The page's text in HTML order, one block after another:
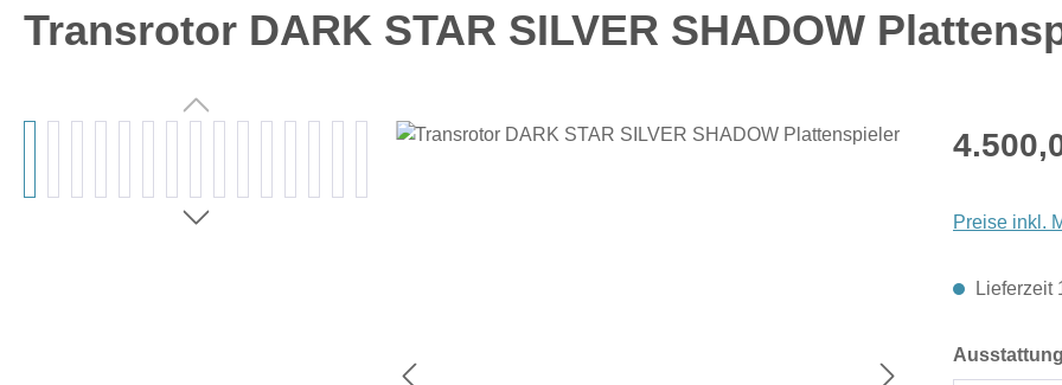
Transrotor DARK STAR SILVER SHADOW
Regulärer
Preise inkl.
Lieferzeit